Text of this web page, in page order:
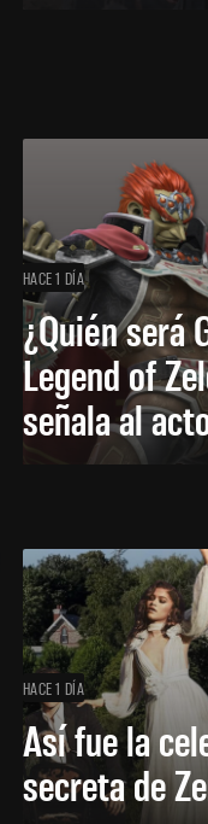
HACE 1 DÍA
¿Quién será
Legend of
señala al
HACE 1 DÍA
Así fue la
secreta de